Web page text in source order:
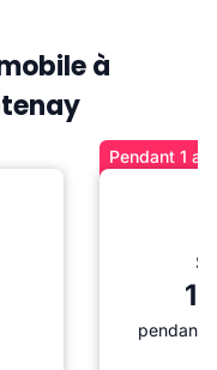
à
Pendant 1
pendant